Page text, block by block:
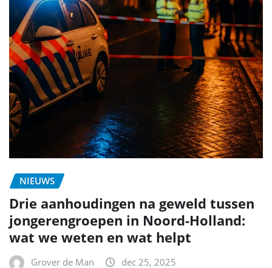
NIEUWS
Drie aanhoudingen na geweld tussen
jongerengroepen in Noord-Holland:
wat we weten en wat helpt
Grover de Man dec 25, 2025